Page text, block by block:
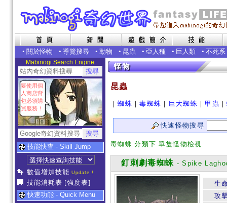
• 關於怪物 • 導覽搜尋 • 動物 • 昆蟲 • 亞人種 • 巨人類 • 不死系
Mabinogi Search Engine
要使用個
人商店背
包必須購
買服務！
技能快查 - Skill Jump
數值增加技能 Update !
技能消耗表 [強度表]
快速功能 - Quick Menu
昆蟲
｜蜘蛛 ｜毒蜘蛛 ｜ 巨大蜘蛛 ｜甲蟲 ｜
快速怪物搜尋
毒蜘蛛 分類下 單隻怪物檢視
釘刺劇毒蜘蛛 - Spike
生
攻